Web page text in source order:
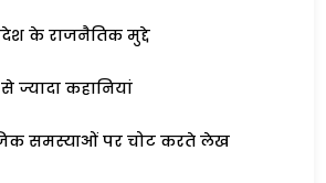
के राजनैतिक मुद्दे
से ज्यादा कहानियां
समस्याओं पर चोट करते लेख